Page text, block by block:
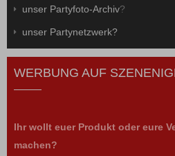
unser Partyfoto-Archiv?
unser Partynetzwerk?
WERBUNG AUF
Ihr wollt euer Produkt oder eure
machen?